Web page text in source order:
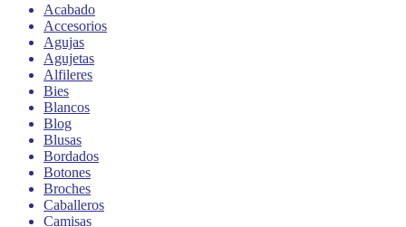
Acabado
Accesorios
Agujas
Agujetas
Alfileres
Bies
Blancos
Blog
Blusas
Bordados
Botones
Broches
Caballeros
Camisas